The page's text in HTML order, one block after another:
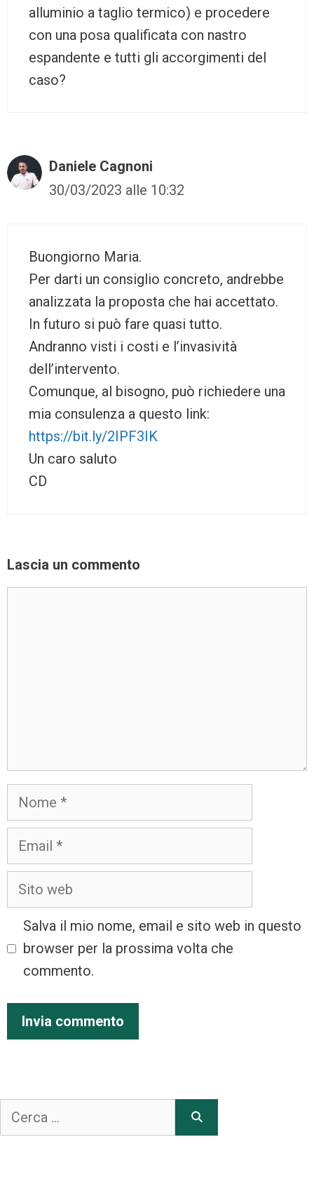
alluminio a taglio termico) e procedere
con una posa qualificata con nastro
espandente e tutti gli accorgimenti del
caso?
Daniele Cagnoni
30/03/2023 alle 10:32
Buongiorno Maria.
Per darti un consiglio concreto, andrebbe
analizzata la proposta che hai accettato.
In futuro si può fare quasi tutto.
Andranno visti i costi e l’invasività
dell’intervento.
Comunque, al bisogno, può richiedere una
mia consulenza a questo link:
https://bit.ly/2IPF3IK
Un caro saluto
CD
Lascia un commento
Salva il mio nome, email e sito web in questo
browser per la prossima volta che
commento.